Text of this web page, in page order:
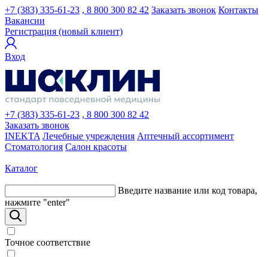
+7 (383) 335-61-23 , 8 800 300 82 42 Заказать звонок Контакты
Вакансии
Регистрация (новый клиент)
Вход
+7 (383) 335-61-23 , 8 800 300 82 42
Заказать звонок
INEKTA Лечебные учреждения Аптечный ассортимент
Стоматология Салон красоты
Каталог
Введите название или код товара,
нажмите "enter"
Точное соответствие